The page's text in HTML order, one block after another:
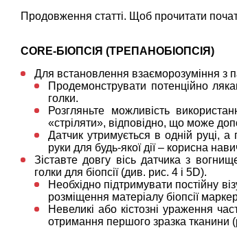
Продовження статті. Щоб прочитати
CORE-БІОПСІЯ (ТРЕПАНОБІОПСІЯ)
Для встановлення взаєморозуміння з
Продемонструвати потенційно
голки.
Розгляньте можливість
«стріляти», відповідно, що може
Датчик утримується в одній руці,
руки для будь-якої дії – корисна
Зіставте довгу вісь датчика з
голки для біопсії (див. рис. 4 і 5D).
Необхідно підтримувати постійну
розміщення матеріалу біопсії
Невеликі або кістозні ураження
отримання першого зразка тканини